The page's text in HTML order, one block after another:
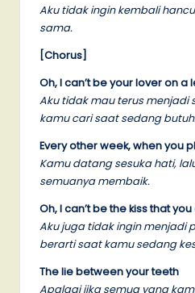
Aku tidak ingin kembali
sama.
[Chorus]
Oh, I can’t be your lover on a
Aku tidak mau terus menjadi
kamu cari saat sedang
Every other week, when you
Kamu datang sesuka hati,
semuanya membaik.
Oh, I can’t be the kiss that
Aku juga tidak ingin menjadi
berarti saat kamu sedang
The lie between your teeth
Apalagi jika semua yang